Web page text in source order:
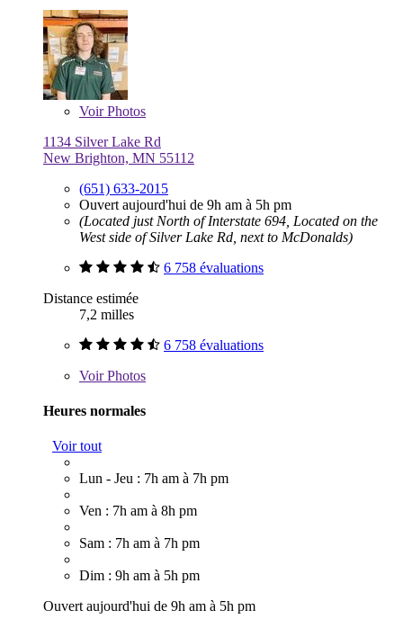
VoirPhotos
1134 Silver Lake Rd
New Brighton, MN 55112
(651) 633-2015
Ouvert aujourd'hui de 9h am à 5h pm
(Located just North of Interstate 694, Located on the
West side of Silver Lake Rd, next to McDonalds)
6 758 évaluations
Distance estimée
7,2 milles
6 758 évaluations
VoirPhotos
Heures normales
Voir tout
Lun - Jeu : 7h am à 7h pm
Ven : 7h am à 8h pm
Sam : 7h am à 7h pm
Dim : 9h am à 5h pm
Ouvert aujourd'hui de 9h am à 5h pm